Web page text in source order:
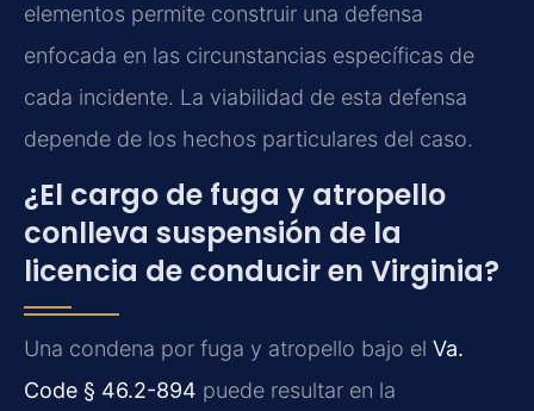
elementos permite construir una defensa
enfocada en las circunstancias específicas de
cada incidente. La viabilidad de esta defensa
depende de los hechos particulares del caso.
¿El cargo de fuga y atropello
conlleva suspensión de la
licencia de conducir en Virginia?
Una condena por fuga y atropello bajo el Va.
Code § 46.2-894 puede resultar en la